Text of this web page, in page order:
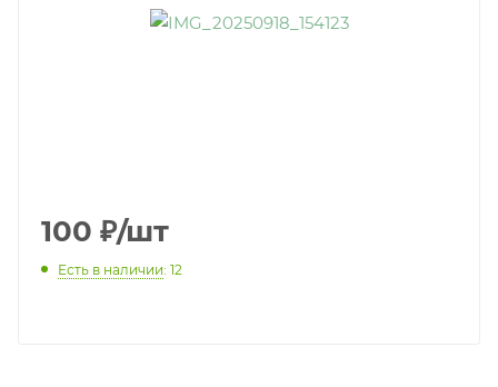
100 ₽/шт
Есть в наличии: 12